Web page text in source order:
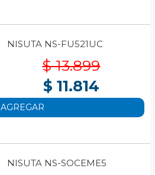
NISUTA NS-FU521UC
$ 13.899
$ 11.814
AGREGAR
NISUTA NS-SOCEME5